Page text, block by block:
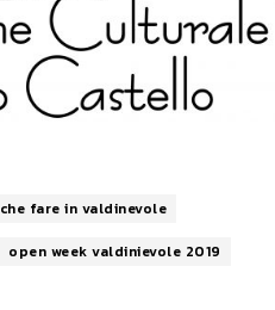
che fare in valdinevole
open week valdinievole 2019